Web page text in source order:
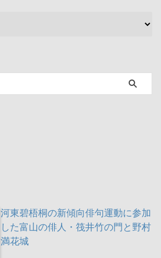
河東碧梧桐の新傾向俳句運動に参加
した富山の俳人・筏井竹の門と野村
満花城